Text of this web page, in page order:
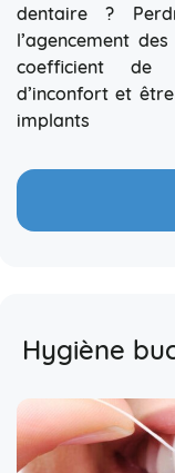
dentaire ?
l’agencement
coefficient de
d’inconfort et
implants
Hygiène